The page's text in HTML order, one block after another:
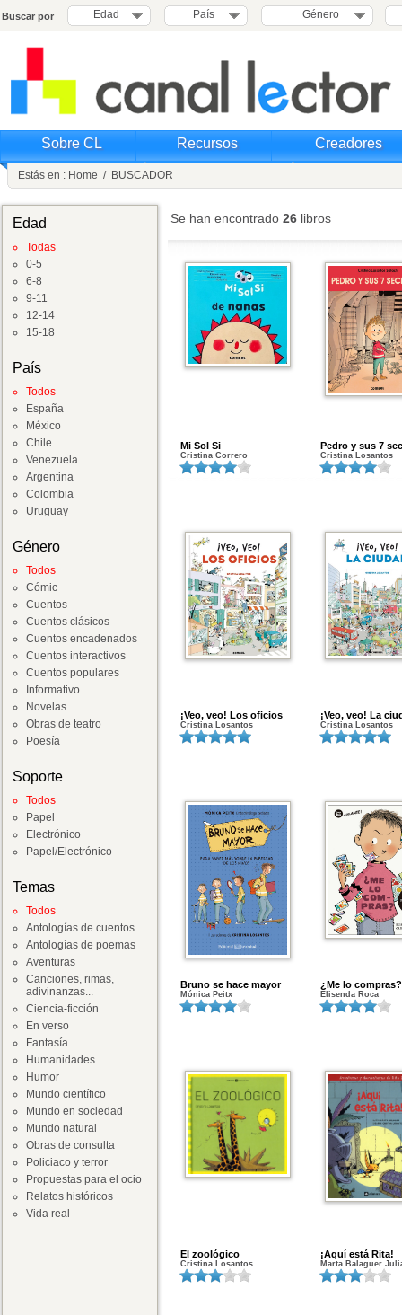
Buscar por Edad País Género
Sobre CL Recursos Creadores
Estás en : Home / BUSCADOR
Edad
Todas
0-5
6-8
9-11
12-14
15-18
País
Todos
España
México
Chile
Venezuela
Argentina
Colombia
Uruguay
Género
Todos
Cómic
Cuentos
Cuentos clásicos
Cuentos encadenados
Cuentos interactivos
Cuentos populares
Informativo
Novelas
Obras de teatro
Poesía
Soporte
Todos
Papel
Electrónico
Papel/Electrónico
Temas
Todos
Antologías de cuentos
Antologías de poemas
Aventuras
Canciones, rimas,
adivinanzas...
Ciencia-ficción
En verso
Fantasía
Humanidades
Humor
Mundo científico
Mundo en sociedad
Mundo natural
Obras de consulta
Policiaco y terror
Propuestas para el ocio
Relatos históricos
Vida real
Se han encontrado 26 libros
Mi Sol Si
Cristina Correro
Pedro y sus 7
Cristina Losantos
¡Veo, veo! Los oficios
Cristina Losantos
¡Veo, veo! La
Cristina Losantos
Bruno se hace mayor
Mónica Peitx
¿Me lo compras?
Elisenda Roca
El zoológico
Cristina Losantos
¡Aquí está Rita!
Marta Balaguer